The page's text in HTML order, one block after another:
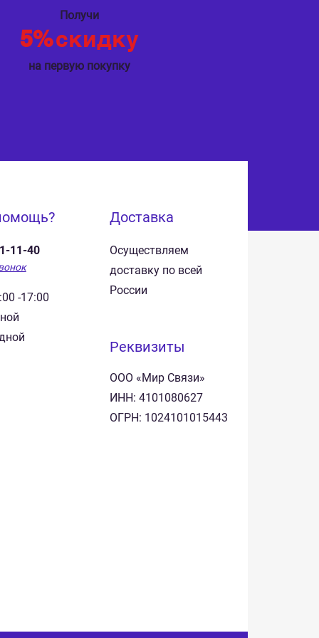
Получи
5%скидку
на первую покупку
11-40
-17:00
Доставка
Осуществляем
доставку по всей
России
Реквизиты
ООО «Мир Связи»
ИНН: 4101080627
ОГРН: 1024101015443